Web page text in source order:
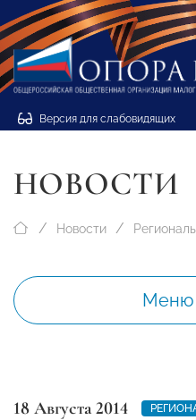
Версия для слабовидящих
НОВОСТИ
Новости
Меню
18 Августа 2014